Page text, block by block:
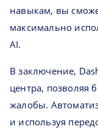
навыкам, вы
максимально
AI.
В заключение,
центра, позволяя
жалобы.
и используя